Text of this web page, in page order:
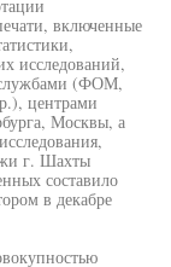
включенные
исследований,
службами (ФОМ,
центрами
Москвы, а
г. Шахты
составило
в декабре